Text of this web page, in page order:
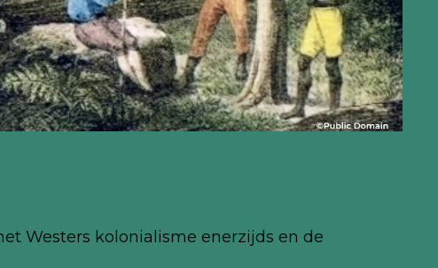
Westers kolonialisme enerzijds en de